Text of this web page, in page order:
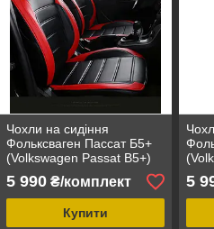
Чохли на сидіння
Фольксваген Пассат Б5+
(Volkswagen Passat B5+)
MAX-L модельні
авточохли екошкіра
аригона
5 990₴/комплект
Купити
5